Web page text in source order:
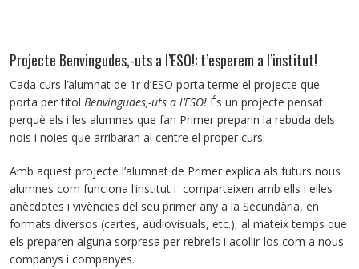
Projecte Benvingudes,-uts a l’ESO!: t’esperem a l’institut!
Cada curs l’alumnat de 1r d’ESO porta terme el projecte que
porta per títol Benvingudes,-uts a l’ESO! És un projecte pensat
perquè els i les alumnes que fan Primer preparin la rebuda dels
nois i noies que arribaran al centre el proper curs.
Amb aquest projecte l’alumnat de Primer explica als futurs nous
alumnes com funciona l’institut i comparteixen amb ells i elles
anècdotes i vivències del seu primer any a la Secundària, en
formats diversos (cartes, audiovisuals, etc.), al mateix temps que
els preparen alguna sorpresa per rebre’ls i acollir-los com a nous
companys i companyes.